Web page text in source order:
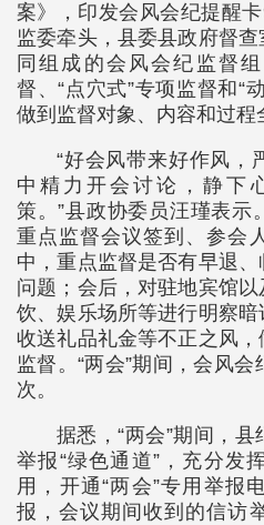
案》，印发会风会纪提醒
监委牵头，县委县政府督
同组成的会风会纪监督
督、“点穴式”专项监督和“
做到监督对象、内容和过程
“好会风带来好作风，
中精力开会讨论，静下
策。”县政协委员汪瑾表示
重点监督会议签到、参会
中，重点监督是否有早退
问题；会后，对驻地宾馆
饮、娱乐场所等进行明察
收送礼品礼金等不正之风
监督。“两会”期间，会风
次。
据悉，“两会”期间，
举报“绿色通道”，充分发
用，开通“两会”专用举报
报，会议期间收到的信访